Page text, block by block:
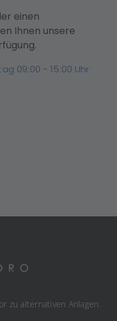
einen
Ihnen unsere
09:00 - 15:00 Uhr
zu alternativen Anlagen.